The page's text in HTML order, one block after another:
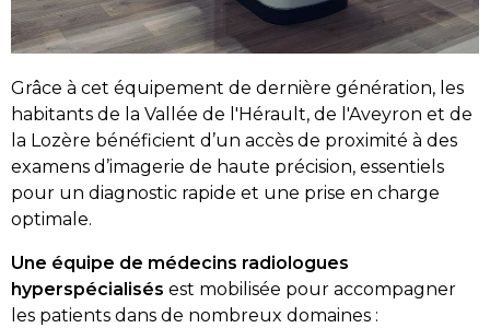
Grâce à cet équipement de dernière génération, les
habitants de la Vallée de l'Hérault, de l'Aveyron et de
la Lozère bénéficient d’un accès de proximité à des
examens d’imagerie de haute précision, essentiels
pour un diagnostic rapide et une prise en charge
optimale.
Une équipe de médecins radiologues
hyperspécialisés est mobilisée pour accompagner
les patients dans de nombreux domaines :